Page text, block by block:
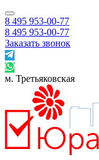
8 495 953‑00‑77
8 495 953‑00‑77
Заказать звонок
м. Третьяковская